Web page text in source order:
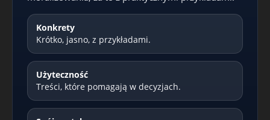
Konkrety
Krótko, jasno, z przykładami.
Użyteczność
Treści, które pomagają w decyzjach.